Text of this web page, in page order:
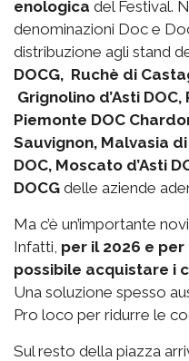
enologica del Festival.
denominazioni Doc e
distribuzione agli stand
DOCG, Ruchè di
Grignolino d’Asti
Piemonte DOC
Sauvignon, Malvasia
DOC, Moscato d’Asti
DOCG delle aziende
Ma c’è un’importante
Infatti, per il 2026 e
possibile acquistare i
Una soluzione spesso
Pro loco per ridurre le
Sul resto della piazza